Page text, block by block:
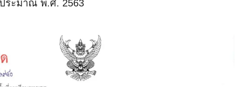
ระมาณ พ.ศ. 2563